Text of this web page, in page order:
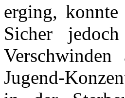
erging,
Sicher
Jugend-